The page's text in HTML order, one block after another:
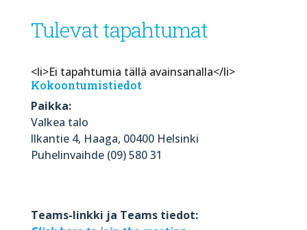
Tulevat tapahtumat
<li>Ei tapahtumia tällä avainsanalla</li>
Kokoontumistiedot
Paikka:
Valkea talo
llkantie 4, Haaga, 00400 Helsinki
Puhelinvaihde (09) 580 31
Teams-linkki ja Teams tiedot: